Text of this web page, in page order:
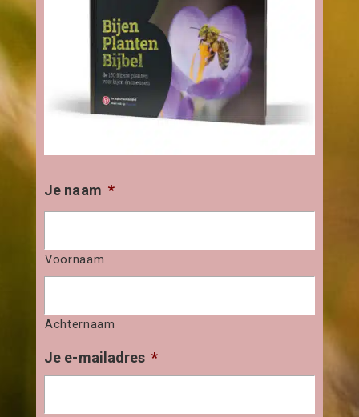
Je naam *
Voornaam
Achternaam
Je e-mailadres *